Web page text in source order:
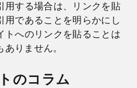
用する場合は、リンクを貼
用であることを明らかにし
トへのリンクを貼ることは
りません。
のコラム